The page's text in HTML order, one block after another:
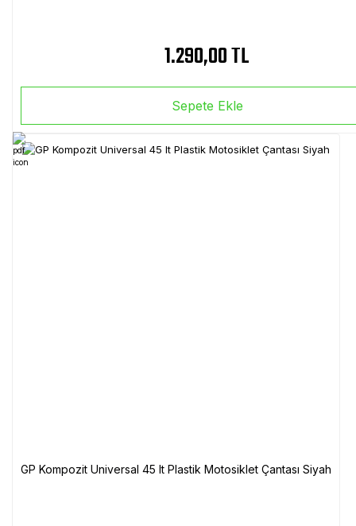
1.290,00 TL
Sepete Ekle
GP Kompozit Universal 45 lt Plastik Motosiklet Çantası Siyah